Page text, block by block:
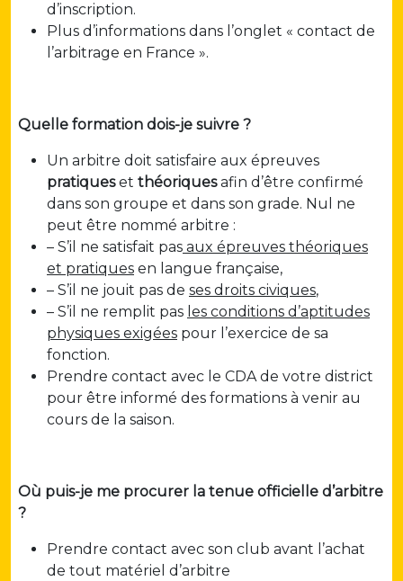
d’inscription.
Plus d’informations dans l’onglet « contact de
l’arbitrage en France ».
Quelle formation dois-je suivre ?
Un arbitre doit satisfaire aux épreuves
pratiqueset théoriquesafin d’être confirmé
dans son groupe et dans son grade. Nul ne
peut être nommé arbitre :
– S’il ne satisfait pas aux épreuves théoriques
et pratiques en langue française,
– S’il ne jouit pas de ses droits civiques,
– S’il ne remplit pas les conditions d’aptitudes
physiques exigées pour l’exercice de sa
fonction.
Prendre contact avec le CDA de votre district
pour être informé des formations à venir au
cours de la saison.
Où puis-je me procurer la tenue officielle d’arbitre
?
Prendre contact avec son club avant l’achat
de tout matériel d’arbitre